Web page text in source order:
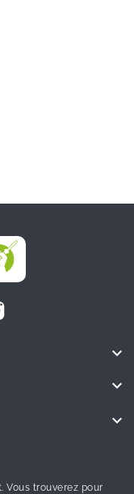



Vous trouverez pour